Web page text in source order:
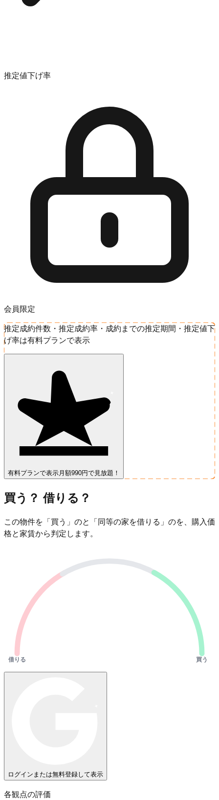
推定値下げ率
会員限定
推定成約件数・推定成約率・成約までの推定期間・推定値下
げ率は有料プランで表示
有料プランで表示 月額990円で見放題！
買う？ 借りる？
この物件を「買う」のと「同等の家を借りる」のを、購入価
格と家賃から判定します。
借りる 買う
ログインまたは無料登録して表示
各観点の評価